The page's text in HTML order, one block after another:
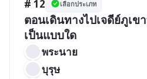
# 12 เลือกประเภท
ตอนเดินทางไปเจดีย์ภูเ
เป็นแบบใด
พระนาย
บุรุษ